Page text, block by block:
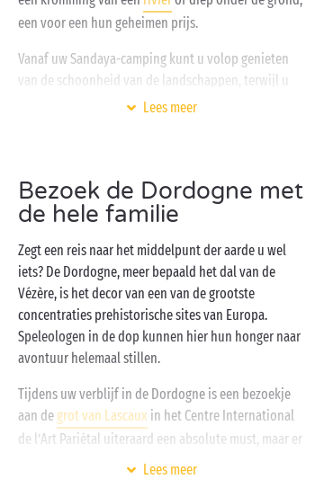
een voor een hun geheimen prijs.
Vanaf uw Sandaya-camping kunt u volop genieten
van de schoonheid van de landschappen, terwijl u
aan de verwarmde zwembaden van het aquapark
daarna vult u uw dag helemaal zoals u dat zelf wilt.
Sarlat
bezoeken, aquagym, beachvolleybal of lekker
Lees meer
Bezoek de Dordogne met
de hele familie
Zegt een reis naar het middelpunt der aarde u wel
iets? De Dordogne, meer bepaald het dal van de
Vézère, is het decor van een van de grootste
concentraties prehistorische sites van Europa.
Speleologen in de dop kunnen hier hun honger naar
avontuur helemaal stillen.
Tijdens uw verblijf in de Dordogne is een bezoekje
aan degrot van Lascaux in het Centre International
de l’Art Pariétal uiteraard een absolute must, maar er
wachten u ook nog heel wat andere verrassingen. Op
Lees meer